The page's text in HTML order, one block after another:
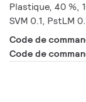
Plastique, 40 %,
SVM 0.1, PstLM
Code de
Code de